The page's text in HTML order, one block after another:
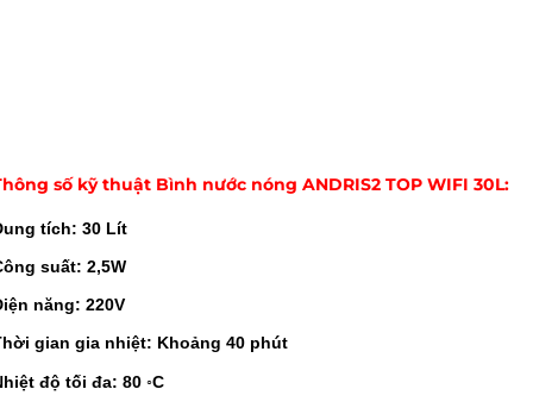
số kỹ thuật Bình nước nóng ANDRIS2 TOP WIFI 30L:
tích: 30 Lít
suất: 2,5W
năng: 220V
gian gia nhiệt: Khoảng 40 phút
độ tối đa: 80 ◦C